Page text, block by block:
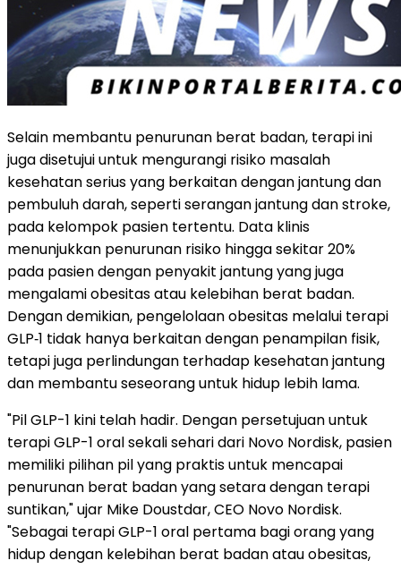
Selain membantu penurunan berat badan, terapi ini
juga disetujui untuk mengurangi risiko masalah
kesehatan serius yang berkaitan dengan jantung dan
pembuluh darah, seperti serangan jantung dan stroke,
pada kelompok pasien tertentu. Data klinis
menunjukkan penurunan risiko hingga sekitar 20%
pada pasien dengan penyakit jantung yang juga
mengalami obesitas atau kelebihan berat badan.
Dengan demikian, pengelolaan obesitas melalui terapi
GLP‑1 tidak hanya berkaitan dengan penampilan fisik,
tetapi juga perlindungan terhadap kesehatan jantung
dan membantu seseorang untuk hidup lebih lama.
"Pil GLP-1 kini telah hadir. Dengan persetujuan untuk
terapi GLP-1 oral sekali sehari dari Novo Nordisk, pasien
memiliki pilihan pil yang praktis untuk mencapai
penurunan berat badan yang setara dengan terapi
suntikan," ujar Mike Doustdar, CEO Novo Nordisk.
"Sebagai terapi GLP-1 oral pertama bagi orang yang
hidup dengan kelebihan berat badan atau obesitas,